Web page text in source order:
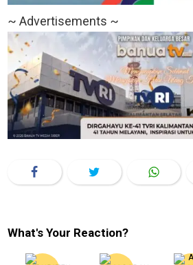
~ Advertisements ~
What's Your Reaction?